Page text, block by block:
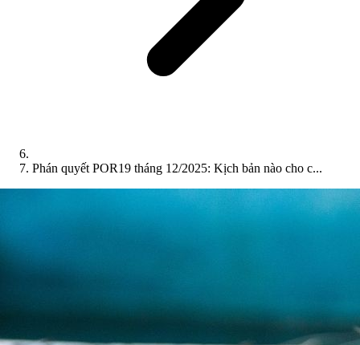
Phán quyết POR19 tháng 12/2025: Kịch bản nào cho c...